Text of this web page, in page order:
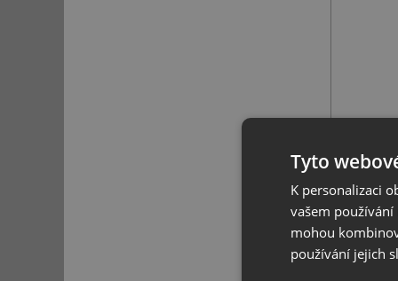
6
Tyto
K personalizaci
vašem
mohou
používání jejich